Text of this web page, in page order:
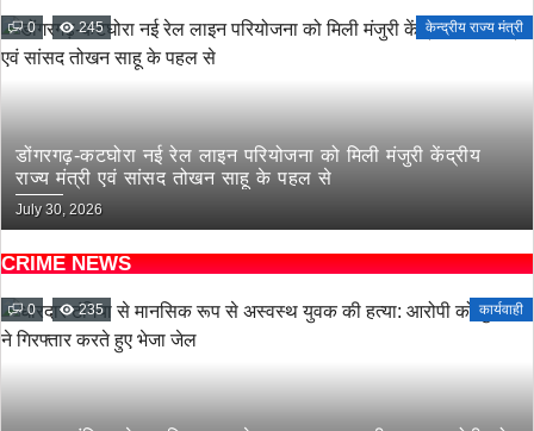
0 245 केन्द्रीय राज्य मंत्री
डोंगरगढ़-कटघोरा नई रेल लाइन परियोजना को मिली मंजुरी केंद्रीय
राज्य मंत्री एवं सांसद तोखन साहू के पहल से
July 30, 2026
CRIME NEWS
0 235 कार्यवाही